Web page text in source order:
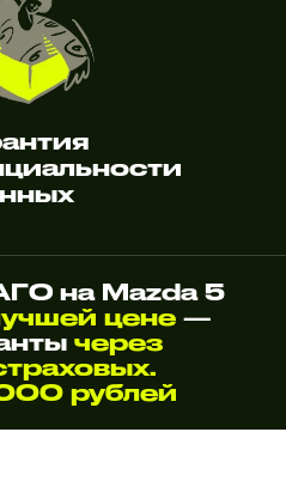
на Mazda 5
цене —
через
рублей